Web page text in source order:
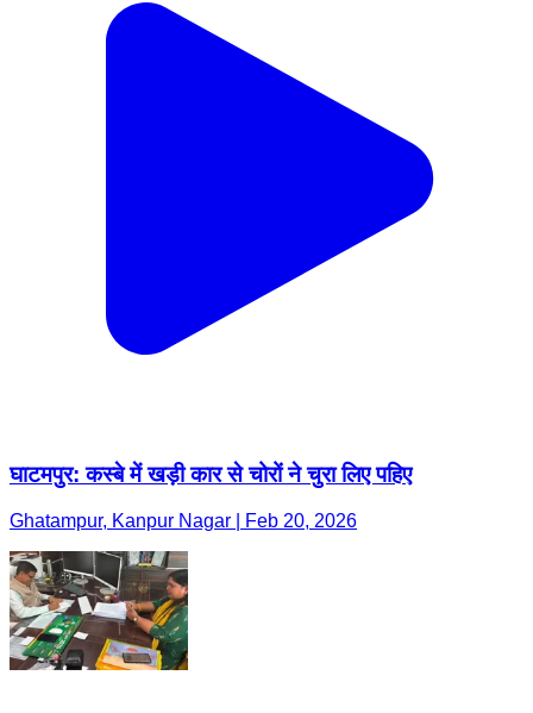
घाटमपुर: कस्बे में खड़ी कार से चोरों ने चुरा लिए पहिए
Ghatampur, Kanpur Nagar | Feb 20, 2026